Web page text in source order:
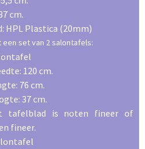
cm.
HPL Plastica (20mm)
een set van 2 salontafels:
120 cm.
76 cm.
37 cm.
tafelblad is noten fineer of
fineer.